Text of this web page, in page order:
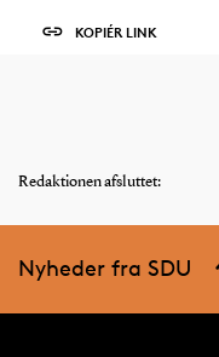
KOPIÉR LINK
Redaktionen afsluttet:
Nyheder fra SDU